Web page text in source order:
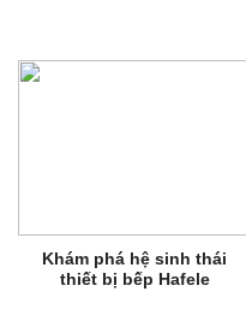
Khám phá hệ sinh thái
thiết bị bếp Hafele